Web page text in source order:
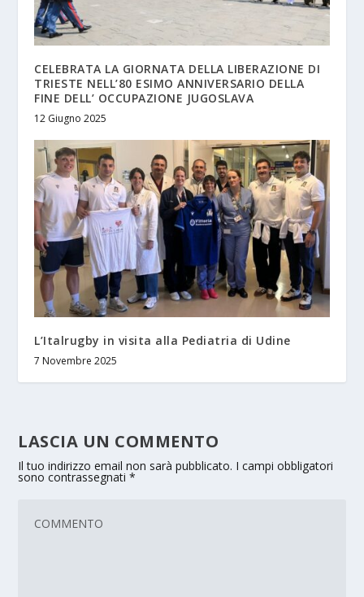
CELEBRATA LA GIORNATA DELLA LIBERAZIONE DI
TRIESTE NELL’80 ESIMO ANNIVERSARIO DELLA
FINE DELL’ OCCUPAZIONE JUGOSLAVA
12 Giugno 2025
L’Italrugby in visita alla Pediatria di Udine
7 Novembre 2025
LASCIA UN COMMENTO
Il tuo indirizzo email non sarà pubblicato. I campi obbligatori
sono contrassegnati*